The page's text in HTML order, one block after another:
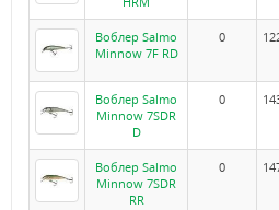
Воблер Salmo
Minnow 7F RD
0
Воблер Salmo
Minnow 7SDR
D
0
Воблер Salmo
Minnow 7SDR
RR
0